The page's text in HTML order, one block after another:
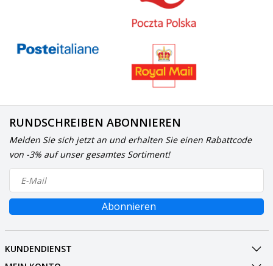
RUNDSCHREIBEN ABONNIEREN
Melden Sie sich jetzt an und erhalten Sie einen Rabattcode
von -3% auf unser gesamtes Sortiment!
Abonnieren
KUNDENDIENST